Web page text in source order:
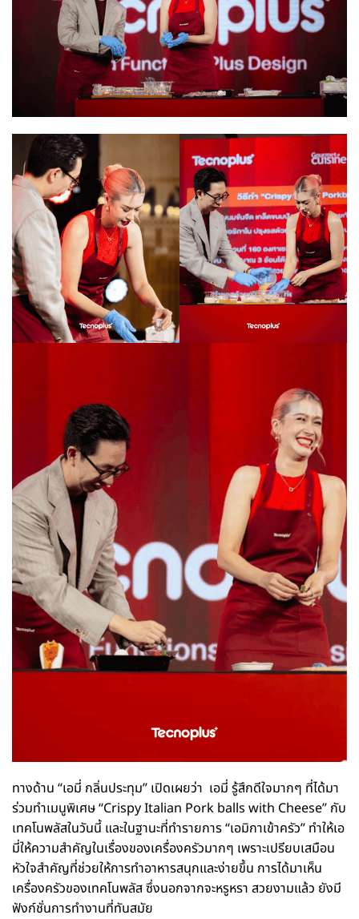
ทางด้าน “เอมี่ กลิ่นประทุม” เปิดเผยว่า เอมี่ รู้สึกดีใจมากๆ ที่ได้มา
ร่วมทำเมนูพิเศษ “Crispy Italian Pork balls with Cheese” กับ
เทคโนพลัสในวันนี้ และในฐานะที่ทำรายการ “เอมิกาเข้าครัว” ทำให้เอ
มี่ให้ความสำคัญในเรื่องของเครื่องครัวมากๆ เพราะเปรียบเสมือน
หัวใจสำคัญที่ช่วยให้การทำอาหารสนุกและง่ายขึ้น การได้มาเห็น
เครื่องครัวของเทคโนพลัส ซึ่งนอกจากจะหรูหรา สวยงามแล้ว ยังมี
ฟังก์ชั่นการทำงานที่ทันสมัย